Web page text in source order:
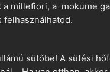
millefiori, a mokume
felhasználhatod.
sütőbe! A sütési